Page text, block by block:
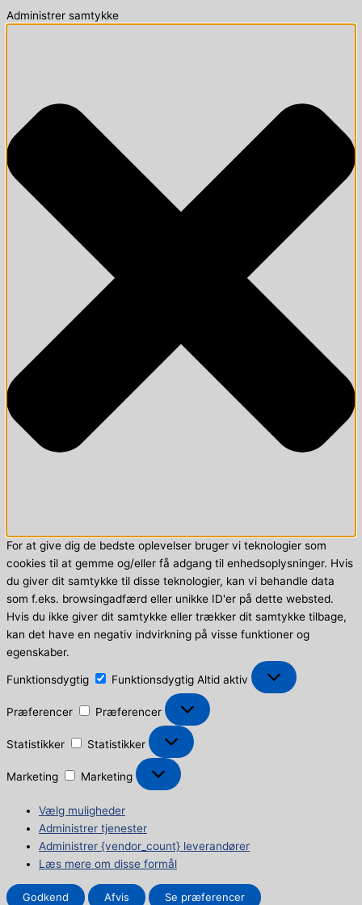
Administrer samtykke
For at give dig de bedste oplevelser bruger vi teknologier som
cookies til at gemme og/eller få adgang til enhedsoplysninger. Hvis
du giver dit samtykke til disse teknologier, kan vi behandle data
som f.eks. browsingadfærd eller unikke ID'er på dette websted.
Hvis du ikke giver dit samtykke eller trækker dit samtykke tilbage,
kan det have en negativ indvirkning på visse funktioner og
egenskaber.
Funktionsdygtig Funktionsdygtig Altid aktiv
Præferencer Præferencer
Statistikker Statistikker
Marketing Marketing
Vælg muligheder
Administrer tjenester
Administrer {vendor_count} leverandører
Læs mere om disse formål
Godkend Afvis Se præferencer